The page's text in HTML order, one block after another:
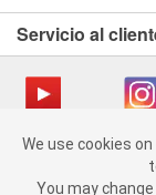
By clicking
You may
We use cookies
You may
Servicio al
Copyright © 2008-